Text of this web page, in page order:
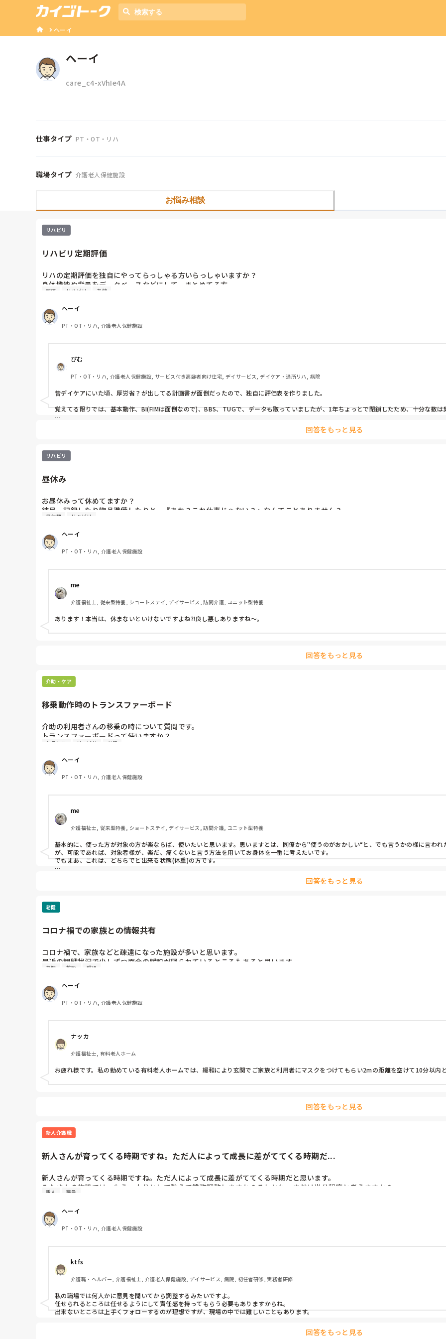
ヘーイ
ヘーイ
care_c4-xVhIe4A
仕事タイプ PT・OT・リハ
職場タイプ 介護老人保健施設
お悩み相談
リハビリ
リハビリ定期評価
リハの定期評価を独自にやってらっしゃる方いらっしゃいますか？
身体機能や背景をデータベースなどにして、まとめてる方。
評価 リハビリ 老健
ヘーイ
PT・OT・リハ, 介護老人保健施設
ぴむ
PT・OT・リハ, 介護老人保健施設, サービス付き高齢者向け住宅, デイサービス, デイケア・通所リハ, 病院
昔デイケアにいた頃、厚労省？が出してる計画書が面倒だったので、独自に評価表を作りました。
覚えてる限りでは、基本動作、BI(FIMは面倒なので)、BBS、TUGで、データも取っていましたが、1年ちょっとで閉鎖したため、十分な数
回答をもっと見る
リハビリ
昼休み
お昼休みって休めてますか？
結局、記録したり物品準備したりと、『あれ？これ仕事じゃない？』なんてことありません？
昼休憩 リハビリ
ヘーイ
PT・OT・リハ, 介護老人保健施設
me
介護福祉士, 従来型特養, ショートステイ, デイサービス, 訪問介護, ユニット型特養
あります！本当は、休まないといけないですよね⁈良し悪しありますね〜。
回答をもっと見る
介助・ケア
移乗動作時のトランスファーボード
介助の利用者さんの移乗の時について質問です。
トランスファーボードって使いますか？
使用状況はどんなもんかと思いまして。
トランス リハビリ 老健
ヘーイ
PT・OT・リハ, 介護老人保健施設
me
介護福祉士, 従来型特養, ショートステイ, デイサービス, 訪問介護, ユニット型特養
基本的に、使った方が対象の方が楽ならば、使いたいと思います。思いますとは、同僚から"使うのがおかしい“と、でも言うかの様に言わ
が、可能であれば、対象者様が、楽だ、痛くないと言う方法を用いてお身体を一番に考えたいです。
でもまあ、これは、どちらでと出来る状態(体重)の方です。
ユニット全体ですと、Lオムツ使用の方で、四肢の協力が出来ない方は、+フラットシーツを使わないと無理です。
体重が軽くても、抱えられた事で剥離したり、筋が違えたり、痛いと思われるなら、職員も対象者様も、非常事態でない限り、習慣を改めて
回答をもっと見る
老健
コロナ禍での家族との情報共有
コロナ禍で、家族などと疎遠になった施設が多いと思います。
最近の観戦状況で少しずつ面会の緩和が図られているところもあると思います。
老健 施設 職場
ヘーイ
PT・OT・リハ, 介護老人保健施設
ナッカ
介護福祉士, 有料老人ホーム
お疲れ様です。私の勤めている有料老人ホームでは、緩和により玄関でご家族と利用者にマスクをつけてもらい2mの距離を空けて10分以
回答をもっと見る
新人介護職
新人さんが育ってくる時期ですね。ただ人によって成長に差がててくる時期だ...
新人さんが育ってくる時期ですね。ただ人によって成長に差がててくる時期だと思います。
みなさんの施設では、もう一人分として数えて業務調整しますか？それとも、まだは半分程度と考えますか？
新人 職員
ヘーイ
PT・OT・リハ, 介護老人保健施設
ktfs
介護職・ヘルパー, 介護福祉士, 介護老人保健施設, デイサービス, 病院, 初任者研修, 実務者研修
私の職場では何人かに意見を聞いてから調整するみたいですよ。
任せられるところは任せるようにして責任感を持ってもらう必要もありますからね。
出来ないところは上手くフォローするのが理想ですが、現場の中では難しいこともあります。
回答をもっと見る